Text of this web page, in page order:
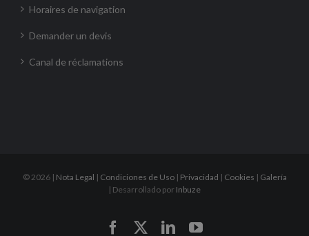
Horaires de navigation
Demander un devis
Canal de réclamations
©2026 | Nota Legal | Condiciones de Uso| Privacidad | Cookies | Galería
| Desarrollado por Inbuze
FacebookLinkedInYouTube